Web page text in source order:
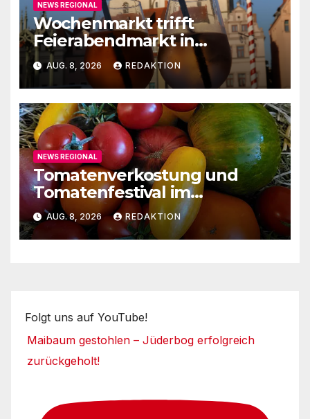
NEWS REGIONAL
Wochenmarkt trifft
Feierabendmarkt in
Lutherstadt Wittenberg
AUG. 8, 2026 REDAKTION
NEWS REGIONAL
Tomatenverkostung und
Tomatenfestival im
Naturparkzentrum
AUG. 8, 2026 REDAKTION
Folgt uns auf YouTube!
Maibaum gestohlen – Jüderbog erfolgreich
zurückgeholt!